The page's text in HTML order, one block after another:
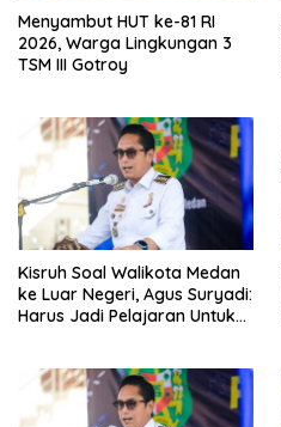
Menyambut HUT ke-81 RI
2026, Warga Lingkungan 3
TSM III Gotroy
Kisruh Soal Walikota Medan
ke Luar Negeri, Agus Suryadi:
Harus Jadi Pelajaran Untuk
Masyarakat